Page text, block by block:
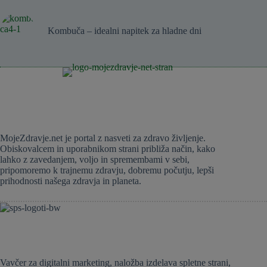
Kombuča – idealni napitek za hladne dni
MojeZdravje.net je portal z nasveti za zdravo življenje.
Obiskovalcem in uporabnikom strani približa način, kako
lahko z zavedanjem, voljo in spremembami v sebi,
pripomoremo k trajnemu zdravju, dobremu počutju, lepši
prihodnosti našega zdravja in planeta.
Vavčer za digitalni marketing, naložba izdelava spletne strani,